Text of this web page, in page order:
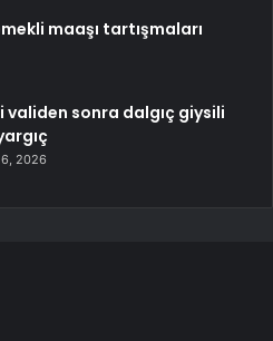
maaşı tartışmaları
validen sonra dalgıç giysili
2026